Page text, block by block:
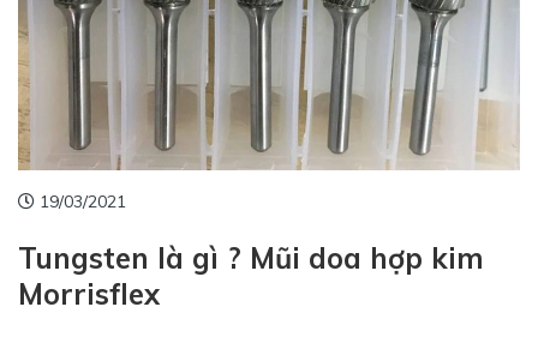
19/03/2021
Tungsten là gì ? Mũi doa hợp kim
Morrisflex